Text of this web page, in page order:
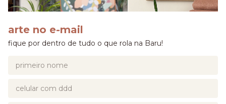
arte no e-mail
fique por dentro de tudo o que rola na Baru!